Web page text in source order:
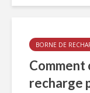
BORNE DE
Comment
recharge